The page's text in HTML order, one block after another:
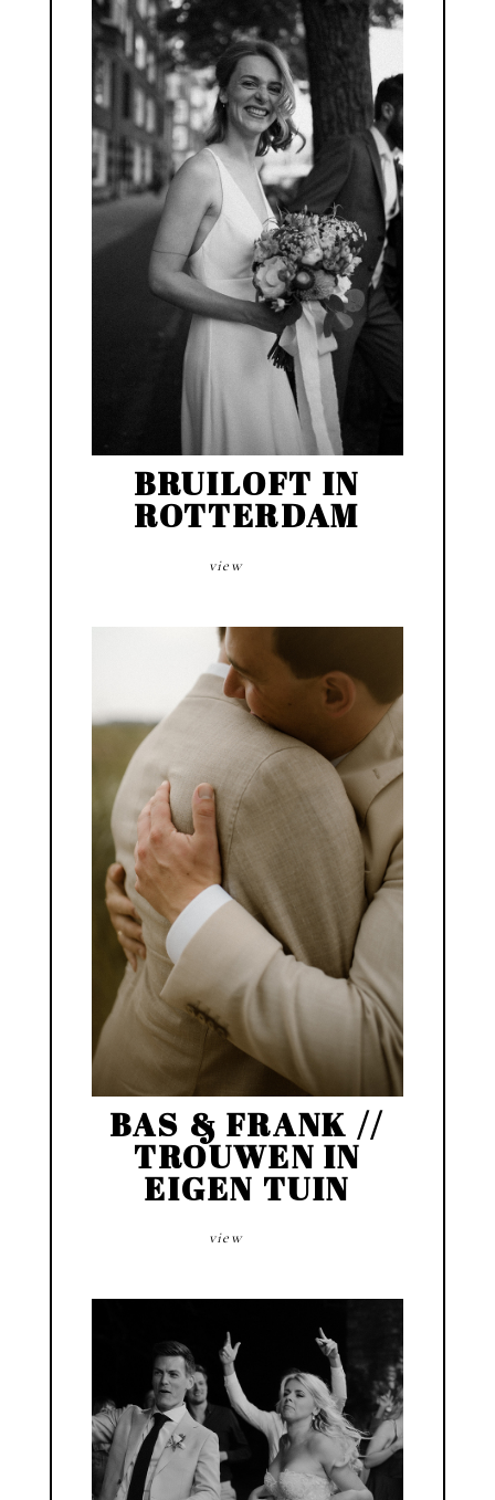
BRUILOFT IN
ROTTERDAM
view
BAS & FRANK //
TROUWEN IN
EIGEN TUIN
view